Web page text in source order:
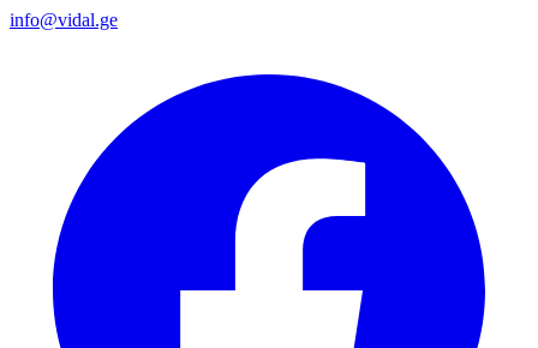
info@vidal.ge